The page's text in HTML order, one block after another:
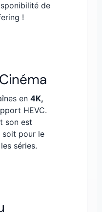
de
!
en 4K,
HEVC.
son est
soit pour le
séries.